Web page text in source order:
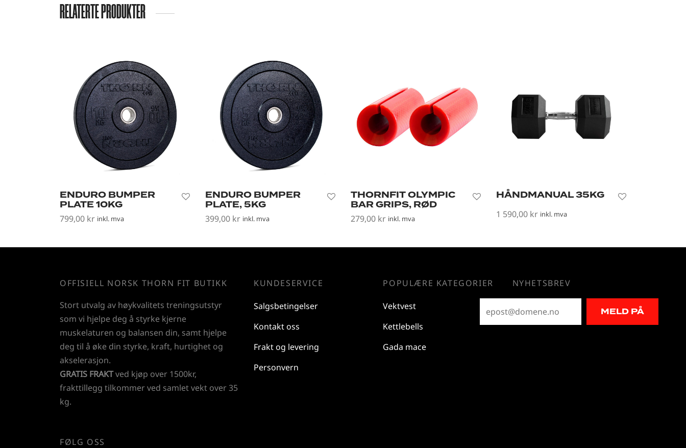
RELATERTE PRODUKTER
ENDURO BUMPER
PLATE 10KG
799,00 kr inkl. mva
ENDURO BUMPER
PLATE, 5KG
399,00 kr inkl. mva
THORNFIT OLYMPIC
BAR GRIPS, RØD
279,00 kr inkl. mva
HÅNDMANUAL 35KG
1 590,00 kr inkl. mva
OFFISIELL NORSK THORN FIT BUTIKK
Stort utvalg av høykvalitets treningsutstyr
som vi hjelpe deg å styrke kjerne
muskelaturen og balansen din, samt hjelpe
deg til å øke din styrke, kraft, hurtighet og
akselerasjon.
GRATIS FRAKTved kjøp over 1500kr,
frakttillegg tilkommer ved samlet vekt over 35
kg.
FØLG OSS
KUNDESERVICE
Salgsbetingelser
Kontakt oss
Frakt og levering
Personvern
POPULÆRE KATEGORIER
Vektvest
Kettlebells
Gada mace
NYHETSBREV